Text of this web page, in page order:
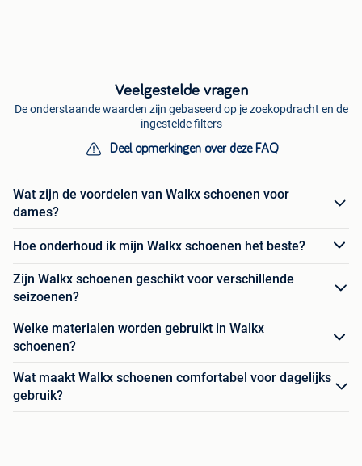
Veelgestelde vragen
De onderstaande waarden zijn gebaseerd op je zoekopdracht en de
ingestelde filters
Deel opmerkingen over deze FAQ
Wat zijn de voordelen van Walkx schoenen voor
dames?
Hoe onderhoud ik mijn Walkx schoenen het beste?
Zijn Walkx schoenen geschikt voor verschillende
seizoenen?
Welke materialen worden gebruikt in Walkx
schoenen?
Wat maakt Walkx schoenen comfortabel voor dagelijks
gebruik?